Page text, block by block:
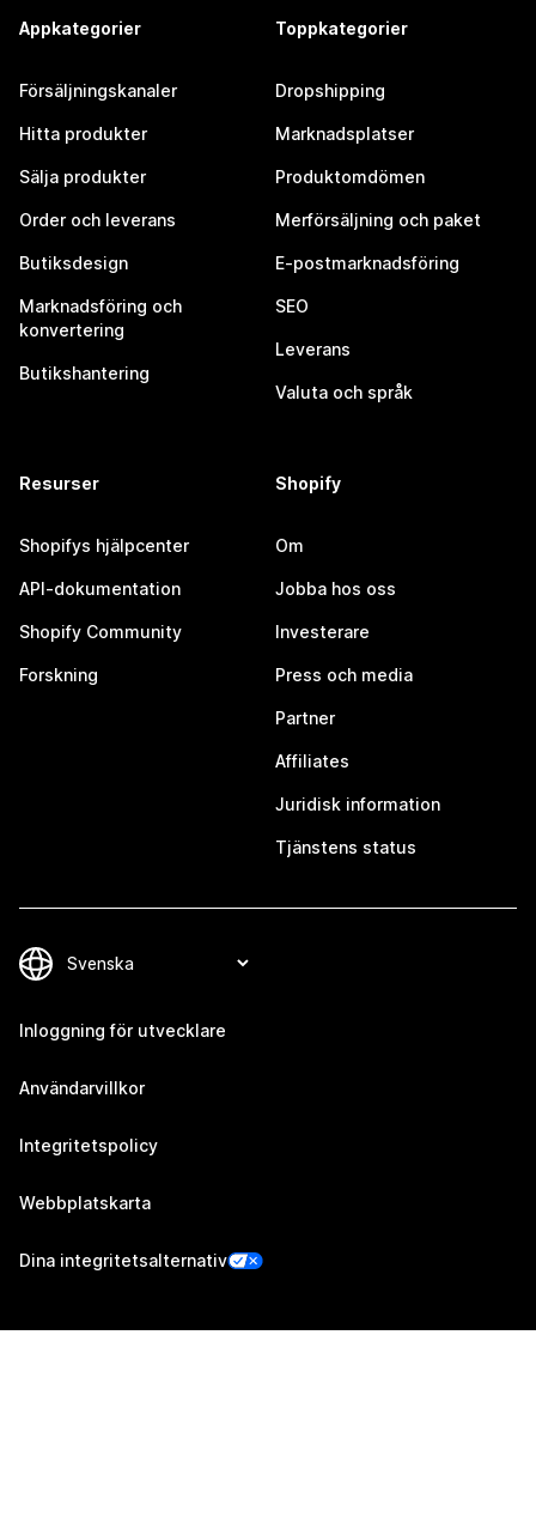
Appkategorier
Försäljningskanaler
Hitta produkter
Sälja produkter
Order och leverans
Butiksdesign
Marknadsföring och
konvertering
Butikshantering
Toppkategorier
Dropshipping
Marknadsplatser
Produktomdömen
Merförsäljning och paket
E-postmarknadsföring
SEO
Leverans
Valuta och språk
Resurser
Shopifys hjälpcenter
API-dokumentation
Shopify Community
Forskning
Shopify
Om
Jobba hos oss
Investerare
Press och media
Partner
Affiliates
Juridisk information
Tjänstens status
Inloggning för utvecklare
Användarvillkor
Integritetspolicy
Webbplatskarta
Dina integritetsalternativ